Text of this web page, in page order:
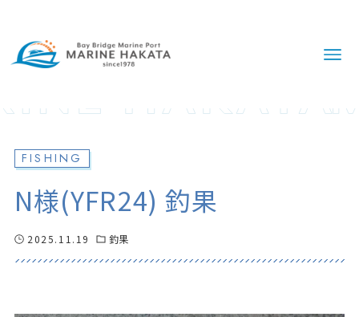
FISHING
N様(YFR24) 釣果
2025.11.19 釣果